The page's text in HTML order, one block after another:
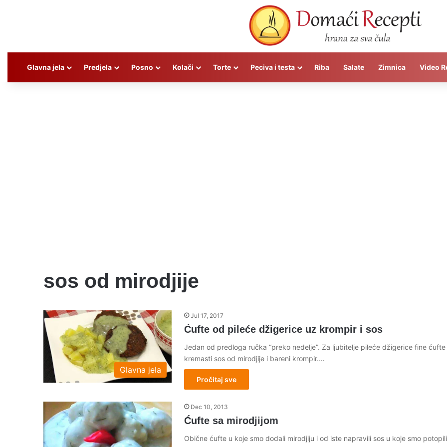
Glavna jela Predjela Posno Kolači Torte Peciva i testa Riba Salate Zimnica Video
sos od mirodjije
Glavna jela
Jul 17, 2017
Ćufte od pileće džigerice uz krompir i sos
Jedan od predloga ručka “preko nedelje”. Za ljubitelje pileće džigerice fine ćufte
kremasti sos od mirodjije i bareni krompir.…
Pročitaj sve
Dec 10, 2013
Ćufte sa mirodjijom
Obične ćufte u koje smo dodali mirodjiju i od iste napravili sos u koje smo